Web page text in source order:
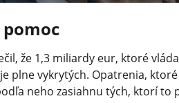
že 1,3 miliardy eur, ktoré
plne vykrytých. Opatrenia,
neho zasiahnu tých, ktorí to